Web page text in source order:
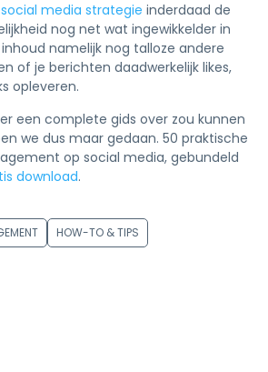
social media strategie inderdaad de
nog net wat ingewikkelder in
inhoud namelijk nog talloze andere
of je berichten daadwerkelijk likes,
opleveren.
een complete gids over zou kunnen
we dus maar gedaan. 50 praktische
op social media, gebundeld
download.
HOW-TO & TIPS